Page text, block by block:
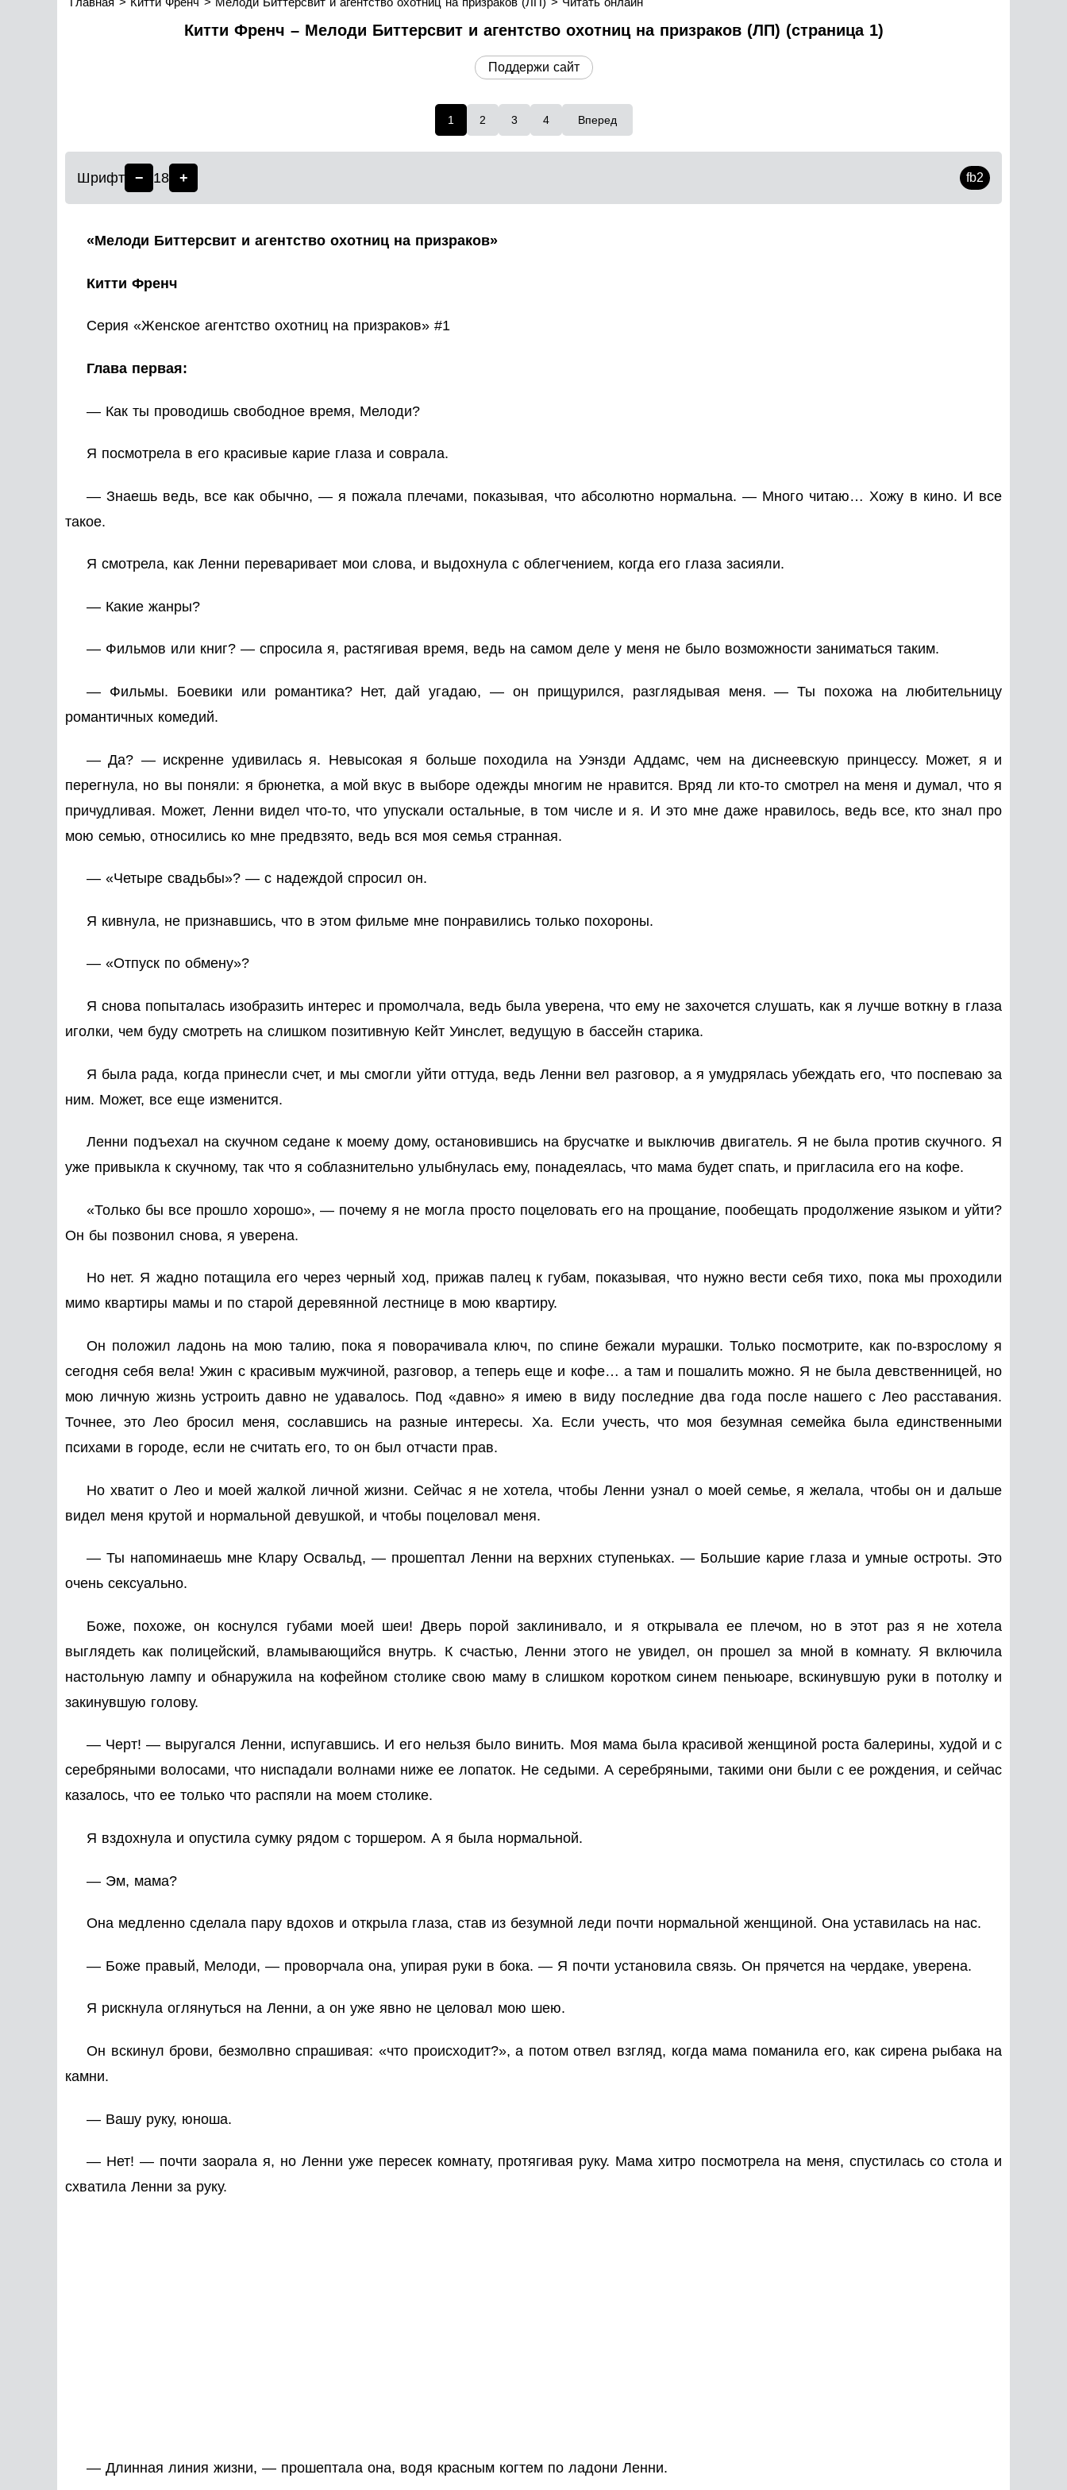
Китти Френч – Мелоди Биттерсвит и агентство охотниц на призраков (ЛП) (страница 1)
Поддержи сайт
1 2 3 4 Вперед
Шрифт − 18 + fb2
«Мелоди Биттерсвит и агентство охотниц на призраков»
Китти Френч
Серия «Женское агентство охотниц на призраков» #1
Глава первая:
— Как ты проводишь свободное время, Мелоди?
Я посмотрела в его красивые карие глаза и соврала.
— Знаешь ведь, все как обычно, — я пожала плечами, показывая, что абсолютно нормальна. — Много читаю… Хожу в кино. И все
такое.
Я смотрела, как Ленни переваривает мои слова, и выдохнула с облегчением, когда его глаза засияли.
— Какие жанры?
— Фильмов или книг? — спросила я, растягивая время, ведь на самом деле у меня не было возможности заниматься таким.
— Фильмы. Боевики или романтика? Нет, дай угадаю, — он прищурился, разглядывая меня. — Ты похожа на любительницу
романтичных комедий.
— Да? — искренне удивилась я. Невысокая я больше походила на Уэнзди Аддамс, чем на диснеевскую принцессу. Может, я и
перегнула, но вы поняли: я брюнетка, а мой вкус в выборе одежды многим не нравится. Вряд ли кто-то смотрел на меня и думал, что я
причудливая. Может, Ленни видел что-то, что упускали остальные, в том числе и я. И это мне даже нравилось, ведь все, кто знал про
мою семью, относились ко мне предвзято, ведь вся моя семья странная.
— «Четыре свадьбы»? — с надеждой спросил он.
Я кивнула, не признавшись, что в этом фильме мне понравились только похороны.
— «Отпуск по обмену»?
Я снова попыталась изобразить интерес и промолчала, ведь была уверена, что ему не захочется слушать, как я лучше воткну в глаза
иголки, чем буду смотреть на слишком позитивную Кейт Уинслет, ведущую в бассейн старика.
Я была рада, когда принесли счет, и мы смогли уйти оттуда, ведь Ленни вел разговор, а я умудрялась убеждать его, что поспеваю за
ним. Может, все еще изменится.
Ленни подъехал на скучном седане к моему дому, остановившись на брусчатке и выключив двигатель. Я не была против скучного. Я
уже привыкла к скучному, так что я соблазнительно улыбнулась ему, понадеялась, что мама будет спать, и пригласила его на кофе.
«Только бы все прошло хорошо», — почему я не могла просто поцеловать его на прощание, пообещать продолжение языком и уйти?
Он бы позвонил снова, я уверена.
Но нет. Я жадно потащила его через черный ход, прижав палец к губам, показывая, что нужно вести себя тихо, пока мы проходили
мимо квартиры мамы и по старой деревянной лестнице в мою квартиру.
Он положил ладонь на мою талию, пока я поворачивала ключ, по спине бежали мурашки. Только посмотрите, как по-взрослому я
сегодня себя вела! Ужин с красивым мужчиной, разговор, а теперь еще и кофе… а там и пошалить можно. Я не была девственницей, но
мою личную жизнь устроить давно не удавалось. Под «давно» я имею в виду последние два года после нашего с Лео расставания.
Точнее, это Лео бросил меня, сославшись на разные интересы. Ха. Если учесть, что моя безумная семейка была единственными
психами в городе, если не считать его, то он был отчасти прав.
Но хватит о Лео и моей жалкой личной жизни. Сейчас я не хотела, чтобы Ленни узнал о моей семье, я желала, чтобы он и дальше
видел меня крутой и нормальной девушкой, и чтобы поцеловал меня.
— Ты напоминаешь мне Клару Освальд, — прошептал Ленни на верхних ступеньках. — Большие карие глаза и умные остроты. Это
очень сексуально.
Боже, похоже, он коснулся губами моей шеи! Дверь порой заклинивало, и я открывала ее плечом, но в этот раз я не хотела
выглядеть как полицейский, вламывающийся внутрь. К счастью, Ленни этого не увидел, он прошел за мной в комнату. Я включила
настольную лампу и обнаружила на кофейном столике свою маму в слишком коротком синем пеньюаре, вскинувшую руки в потолку и
закинувшую голову.
— Черт! — выругался Ленни, испугавшись. И его нельзя было винить. Моя мама была красивой женщиной роста балерины, худой и с
серебряными волосами, что ниспадали волнами ниже ее лопаток. Не седыми. А серебряными, такими они были с ее рождения, и сейчас
казалось, что ее только что распяли на моем столике.
Я вздохнула и опустила сумку рядом с торшером. А я была нормальной.
— Эм, мама?
Она медленно сделала пару вдохов и открыла глаза, став из безумной леди почти нормальной женщиной. Она уставилась на нас.
— Боже правый, Мелоди, — проворчала она, упирая руки в бока. — Я почти установила связь. Он прячется на чердаке, уверена.
Я рискнула оглянуться на Ленни, а он уже явно не целовал мою шею.
Он вскинул брови, безмолвно спрашивая: «что происходит?», а потом отвел взгляд, когда мама поманила его, как сирена рыбака на
камни.
— Вашу руку, юноша.
— Нет! — почти заорала я, но Ленни уже пересек комнату, протягивая руку. Мама хитро посмотрела на меня, спустилась со стола и
схватила Ленни за руку.
— Длинная линия жизни, — прошептала она, водя красным когтем по ладони Ленни.